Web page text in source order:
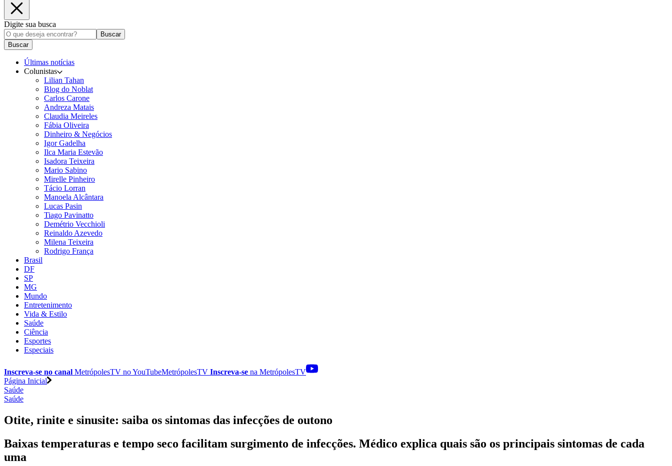
Digite sua busca
Buscar
Buscar
Últimas notícias
Colunistas
Lilian Tahan
Blog do Noblat
Carlos Carone
Andreza Matais
Claudia Meireles
Fábia Oliveira
Dinheiro & Negócios
Igor Gadelha
Ilca Maria Estevão
Isadora Teixeira
Mario Sabino
Mirelle Pinheiro
Tácio Lorran
Manoela Alcântara
Lucas Pasin
Tiago Pavinatto
Demétrio Vecchioli
Reinaldo Azevedo
Milena Teixeira
Rodrigo França
Brasil
DF
SP
MG
Mundo
Entretenimento
Vida & Estilo
Saúde
Ciência
Esportes
Especiais
Inscreva-se no canal MetrópolesTV noYouTubeMetrópolesTV Inscreva-se na MetrópolesTV
Página Inicial
Saúde
Saúde
Otite, rinite e sinusite: saiba os sintomas das infecções de outono
Baixas temperaturas e tempo seco facilitam surgimento de infecções. Médico explica quais são os principais sintomas de cada
uma